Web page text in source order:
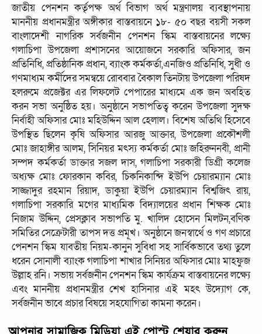
জাতীয় পেনশন কর্তৃপক্ষ অর্থ বিভাগ অর্থ মন্ত্রণালয় ব্যবস্থাপনায়
মাননীয় প্রধানমন্ত্রীর অঙ্গীকার বাস্তবায়নে ১৮- ৫০ বছর বয়সী সকল
বাংলাদেশী নাগরিক সর্বজনীন পেনশন স্কিম বাস্তবায়নের লক্ষ্যে
গলাচিপা উপজেলা প্রশাসনের আয়োজনে সরকারি অফিসার, জন
প্রতিনিধি, প্রতিষ্ঠানিক প্রধান, ব্যাংক কর্মকর্তা,এনজিও প্রতিনিধি, সুধী ও
গণমাধ্যম কর্মীদের সমন্বয়ে রোববার বৈকাল তিনটায় উপজেলা পরিষদ
হলরুমে প্রজেক্টর এর লিফলেট পেপারের মাধ্যমে এক জন অবহিত
করন সভা অনুষ্ঠিত হয়। অনুষ্ঠানে সভাপতিত্ব করেন উপজেলা সুদক্ষ
নির্বাহী অফিসার মোঃ মহিউদ্দিন আল হেলাল। বিশেষ অতিথি হিসেবে
উপস্থিত ছিলেন কৃষি অফিসার আরজু আক্তার, উপজেলা প্রকৌশলী
মোঃ জাহাঙ্গীর আলম, সিনিয়র মৎস্য কর্মকর্তা মোঃ জহিরুননবী, প্রানী
সম্পদ কর্মকর্তা ডাক্তার সজল দাস, গলাচিপা সরকারী ডিগ্রী কলেজ
অধ্যক্ষ মোঃ ফোরকান কবির, চিকনিকান্দি ইউপি চেয়ারম্যান মোঃ
সাজ্জাদুর রহমান রিয়াদ, ডাকুয়া ইউপি চেয়ারম্যান বিশ্বজিৎ রায়,
গলাচিপা সরকারি মগের মাধ্যমিক বিদ্যালয়ের প্রধান শিক্ষক মোঃ
নিজাম উদ্দিন, প্রেসক্লাব সভাপতি মু. খালিদ হোসেন মিলটন,বণিক
সমিতির সেক্রেটারী তাপস দত্ত প্রমূখ। অনুষ্ঠানে জনস্বার্থে ও গণ প্রচারে
পেনশন স্কিম যাবতীয় নিয়ম-কানুন সুবিধা সহ সার্বিকভাবে তথ্য তুলে
ধরেন সোনালী ব্যাংক গলাচিপা শাখার সিনিয়র অফিসার মোঃ মাহফুজ
উল্লাহ রনি। সভায় সর্বজনীন পেনশন স্কিম কার্যক্রম বাস্তবায়নের লক্ষ্যে
এবং মাননীয় প্রধানমন্ত্রীর শেখ হাসিনার এই মহৎ উদ্যোগ কে,
সর্বজনীন ভাবে প্রচার বিষয়ে সহযোগিতা কামনা করেন।